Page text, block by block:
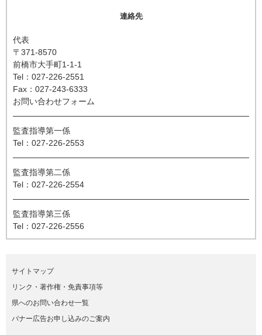
連絡先
代表
〒371-8570
前橋市大手町1-1-1
Tel：027-226-2551
Fax：027-243-6333
お問い合わせフォーム
監査指導第一係
Tel：027-226-2553
監査指導第二係
Tel：027-226-2554
監査指導第三係
Tel：027-226-2556
サイトマップ
リンク・著作権・免責事項等
県へのお問い合わせ一覧
バナー広告お申し込みのご案内